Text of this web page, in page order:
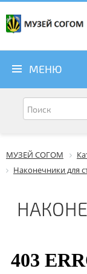
МЕНЮ
МУЗЕЙ СОГОМ
Наконечники для